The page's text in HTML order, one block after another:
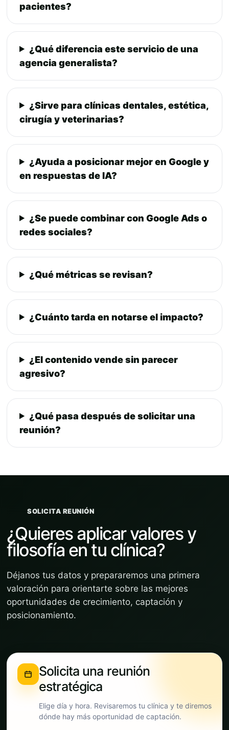
pacientes?
¿Qué diferencia este servicio de una
agencia generalista?
¿Sirve para clínicas dentales, estética,
cirugía y veterinarias?
¿Ayuda a posicionar mejor en Google y
en respuestas de IA?
¿Se puede combinar con Google Ads o
redes sociales?
¿Qué métricas se revisan?
¿Cuánto tarda en notarse el impacto?
¿El contenido vende sin parecer
agresivo?
¿Qué pasa después de solicitar una
reunión?
SOLICITA REUNIÓN
¿Quieres aplicar valores y
filosofía en tu clínica?
Déjanos tus datos y prepararemos una primera
valoración para orientarte sobre las mejores
oportunidades de crecimiento, captación y
posicionamiento.
Solicita una reunión
estratégica
Elige día y hora. Revisaremos tu clínica y te diremos
dónde hay más oportunidad de captación.